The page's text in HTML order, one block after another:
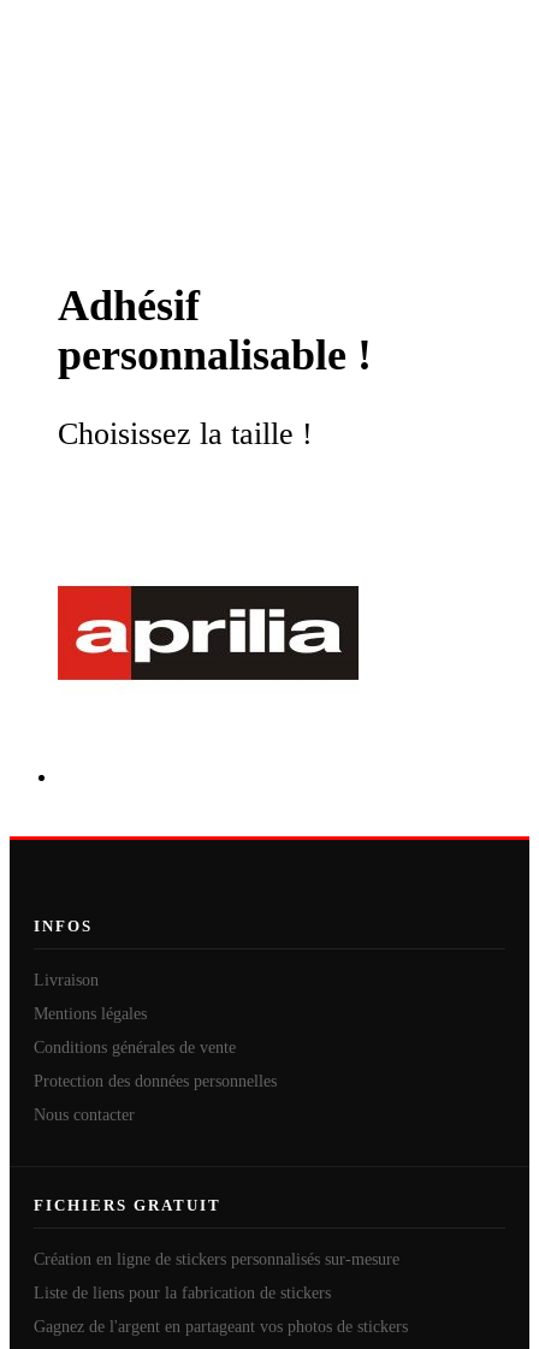
Adhésif
personnalisable !
Choisissez la taille !
INFOS
Livraison
Mentions légales
Conditions générales de vente
Protection des données personnelles
Nous contacter
FICHIERS GRATUIT
Création en ligne de stickers personnalisés sur-mesure
Liste de liens pour la fabrication de stickers
Gagnez de l'argent en partageant vos photos de stickers